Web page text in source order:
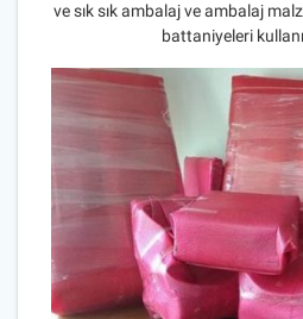
ve sık sık ambalaj ve ambalaj
battaniyeleri